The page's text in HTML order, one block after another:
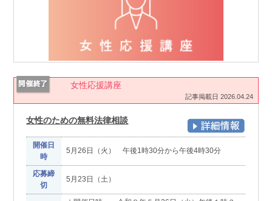
女性応援講座
記事掲載日 2026.04.24
女性のための無料法律相談
開催日
時
5月26日（火） 午後1時30分から午後4時30分
応募締
切
5月23日（土）